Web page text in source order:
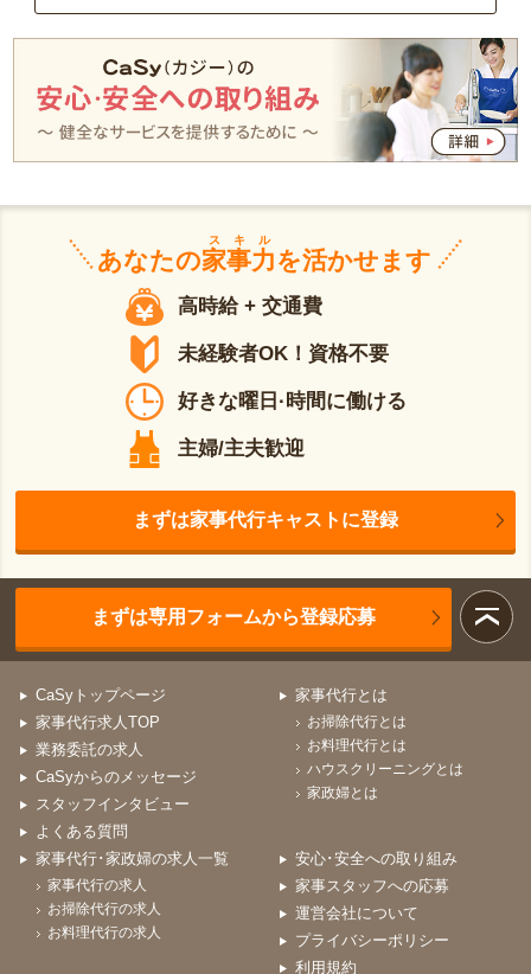
あなたの家事力
スキル
を活かせます
高時給 + 交通費
未経験者OK！資格不要
好きな曜日·時間に働ける
主婦/主夫歓迎
まずは家事代行キャストに登録
まずは専用フォームから登録応募
CaSyトップページ
家事代行求人TOP
業務委託の求人
CaSyからのメッセージ
スタッフインタビュー
よくある質問
家事代行とは
お掃除代行とは
お料理代行とは
ハウスクリーニングとは
家政婦とは
家事代行･家政婦の求人一覧
家事代行の求人
お掃除代行の求人
お料理代行の求人
安心･安全への取り組み
家事スタッフへの応募
運営会社について
プライバシーポリシー
利用規約